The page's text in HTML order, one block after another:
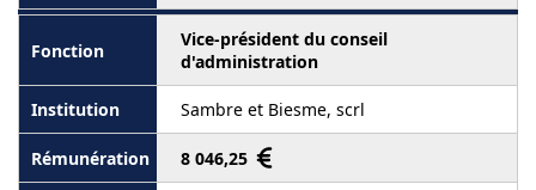
Vice-président du conseil
d'administration
Sambre et Biesme, scrl
8 046,25